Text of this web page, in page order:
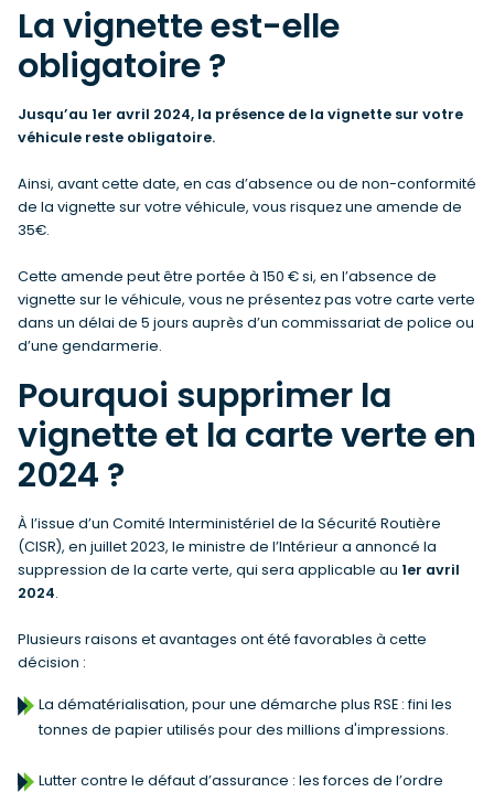
La vignette est-elle
obligatoire ?
Jusqu’au 1er avril 2024, la présence de la vignette sur votre
véhicule reste obligatoire.
Ainsi, avant cette date, en cas d’absence ou de non-conformité
de la vignette sur votre véhicule, vous risquez une amende de
35€.
Cette amende peut être portée à 150 € si, en l’absence de
vignette sur le véhicule, vous ne présentez pas votre carte verte
dans un délai de 5 jours auprès d’un commissariat de police ou
d’une gendarmerie.
Pourquoi supprimer la
vignette et la carte verte en
2024 ?
À l’issue d’un Comité Interministériel de la Sécurité Routière
(CISR), en juillet 2023, le ministre de l’Intérieur a annoncé la
suppression de la carte verte, qui sera applicable au 1er avril
2024.
Plusieurs raisons et avantages ont été favorables à cette
décision :
La dématérialisation, pour une démarche plus RSE : fini les
tonnes de papier utilisés pour des millions d'impressions.
Lutter contre le défaut d’assurance : les forces de l’ordre